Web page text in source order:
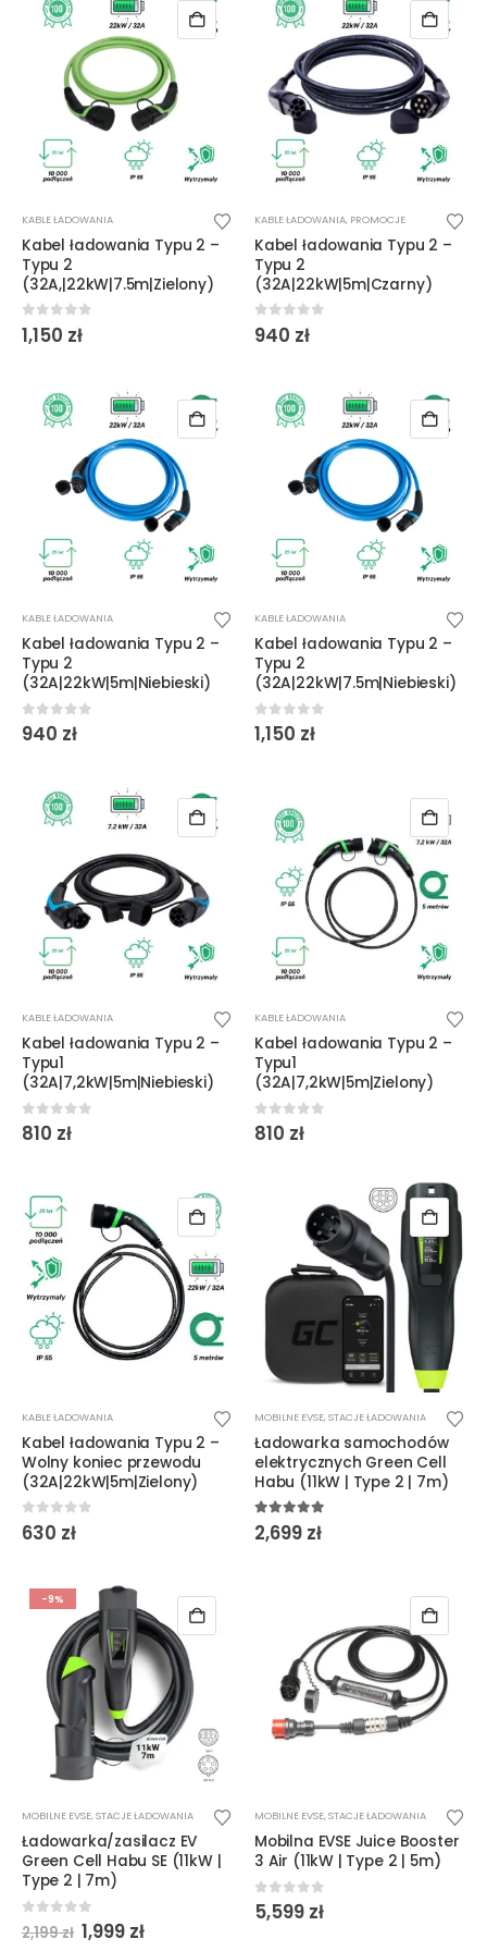
KABLE ŁADOWANIA
Kabel ładowania Typu 2 –
Typu 2
(32A,|22kW|7.5m|Zielony)
0 out of 5
1,150 zł
KABLE ŁADOWANIA, PROMOCJE
Kabel ładowania Typu 2 –
Typu 2
(32A|22kW|5m|Czarny)
0 out of 5
940 zł
KABLE ŁADOWANIA
Kabel ładowania Typu 2 –
Typu 2
(32A|22kW|5m|Niebieski)
0 out of 5
940 zł
KABLE ŁADOWANIA
Kabel ładowania Typu 2 –
Typu 2
(32A|22kW|7.5m|Niebieski)
0 out of 5
1,150 zł
KABLE ŁADOWANIA
Kabel ładowania Typu 2 –
Typu1
(32A|7,2kW|5m|Niebieski)
0out of 5
810 zł
KABLE ŁADOWANIA
Kabel ładowania Typu 2 –
Typu1
(32A|7,2kW|5m|Zielony)
0out of 5
810 zł
KABLE ŁADOWANIA
Kabel ładowania Typu 2 –
Wolny koniec przewodu
(32A|22kW|5m|Zielony)
0out of 5
630 zł
MOBILNE EVSE,STACJE ŁADOWANIA
Ładowarka samochodów
elektrycznych Green Cell
Habu (11kW | Type 2 | 7m)
5.00out of 5
2,699 zł
-9%
MOBILNE EVSE,STACJE ŁADOWANIA
Ładowarka/zasilacz EV
Green Cell Habu SE (11kW |
Type 2 | 7m)
0 out of 5
2,199zł Pierwotna
1,999 złAktualna
MOBILNE EVSE,STACJE ŁADOWANIA
Mobilna EVSE Juice Booster
3 Air (11kW | Type 2 | 5m)
0out of 5
5,599 zł